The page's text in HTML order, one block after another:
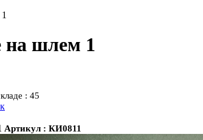
на шлем 1
: 45
Артикул : КИ0811